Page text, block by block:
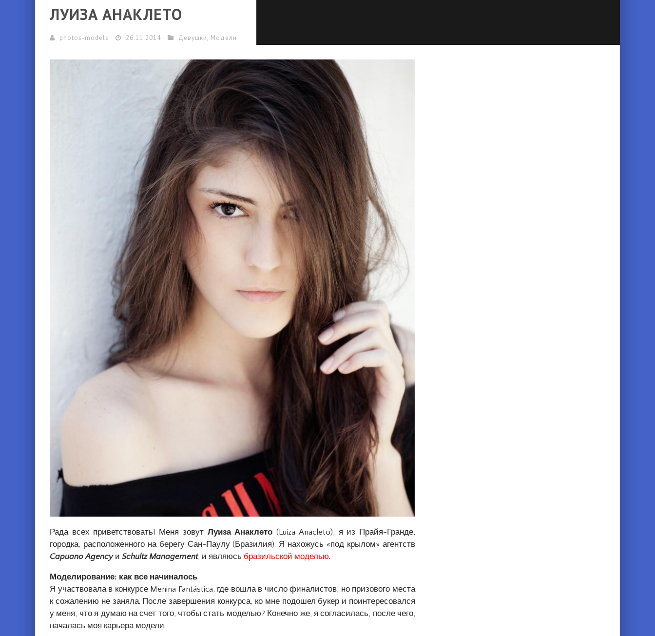
ЛУИЗА АНАКЛЕТО
photos-models 26.11.2014 Девушки, Модели
Рада всех приветствовать! Меня зовут Луиза Анаклето (Luiza Anacleto), я из Прайя-Гранде,
городка, расположенного на берегу Сан-Паулу (Бразилия). Я нахожусь «под крылом» агентств
Capuano Agencyи Schultz Management, и являюсь бразильской моделью.
Моделирование: как все начиналось
Я участвовала в конкурсе Menina Fantástica, где вошла в число финалистов, но призового места
к сожалению не заняла. После завершения конкурса, ко мне подошел букер и поинтересовался
у меня, что я думаю на счет того, чтобы стать моделью? Конечно же, я согласилась, после чего,
началась моя карьера модели.